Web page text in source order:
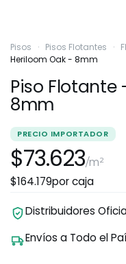
Pisos · Pisos Flotantes ·
Heriloom Oak - 8mm
Piso Flotante
8mm
PRECIO IMPORTADOR
$73.623/m²
$164.179por caja
Distribuidores
Envíos a Todo el